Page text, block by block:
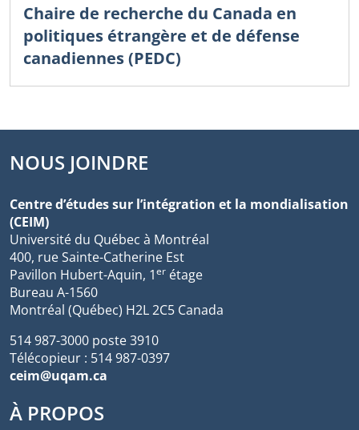
Chaire de recherche du Canada en
politiques étrangère et de défense
canadiennes (PEDC)
NOUS JOINDRE
Centre d’études sur l’intégration et la mondialisation
(CEIM)
Université du Québec à Montréal
400, rue Sainte-Catherine Est
Pavillon Hubert-Aquin, 1er étage
Bureau A-1560
Montréal (Québec) H2L 2C5 Canada
514 987-3000 poste 3910
Télécopieur : 514 987-0397
ceim@uqam.ca
À PROPOS